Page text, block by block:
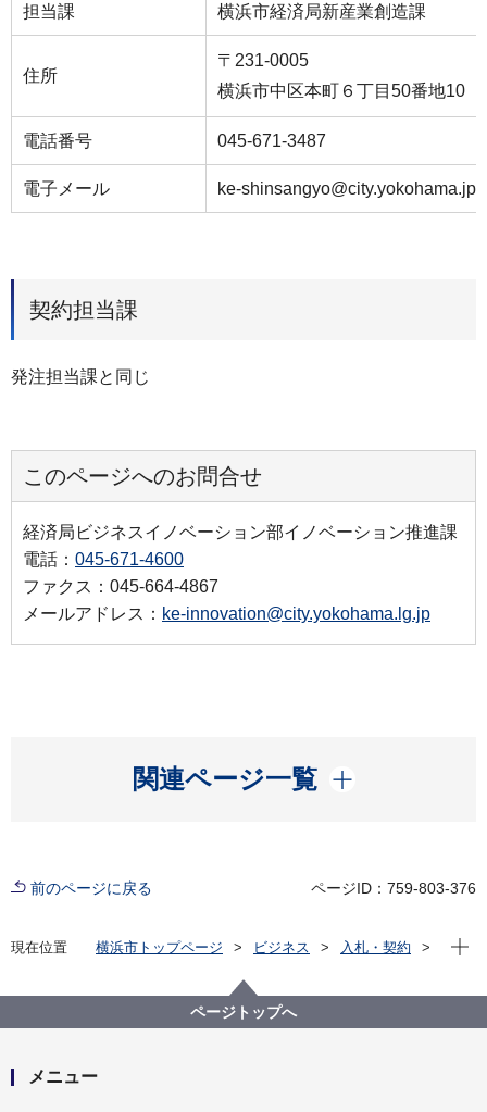
担当課 横浜市経済局新産業創造課
住所
〒231-0005
横浜市中区本町６丁目50番地10
電話番号 045-671-3487
電子メール ke-shinsangyo@city.yokohama.jp
契約担当課
発注担当課と同じ
このページへのお問合せ
経済局ビジネスイノベーション部イノベーション推進課
電話： 045-671-4600
ファクス：045-664-4867
メールアドレス： ke-innovation@city.yokohama.lg.jp
関連ページ一覧
開く
前のページに戻る ページID：759-803-376
現在位置 横浜市トップページ ビジネス
入札・契約
【入札結果公表】【公募型プロポーザル】「DX人材育
成事業」業務委託
現在
ページトップへ
メニュー